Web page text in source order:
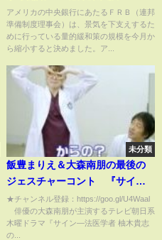
場
アメリカの中央銀行にあたるＦＲＢ（連邦
準備制度理事会）は、景気を下支えするた
めに行っている量的緩和策の規模を今月か
ら縮小すると決めました。ア...
未分類
飯豊まりえ＆大森南朋の最後の
ジェスチャーコント 『サイ
ン』スピンオフ動画 #中園柚木の
木曜日『サイン -法医学者 柚木貴
志の事件-』より
★チャンネル登録：https://goo.gl/U4Waal
俳優の大森南朋が主演するテレビ朝日系
木曜ドラマ『サイン―法医学者 柚木貴志
の...